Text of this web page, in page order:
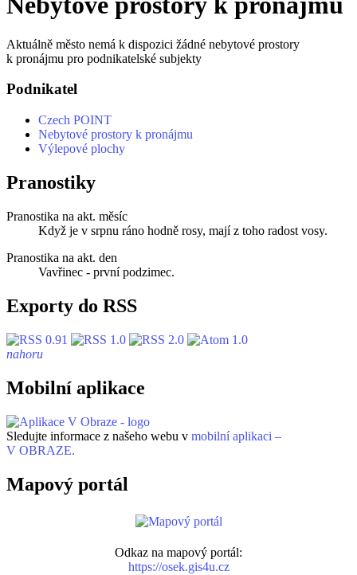
Aktuálně město nemá k dispozici žádné nebytové prostory
k pronájmu pro podnikatelské subjekty
Podnikatel
Czech POINT
Nebytové prostory k pronájmu
Výlepové plochy
Pranostiky
Pranostika na akt. měsíc
Když je v srpnu ráno hodně rosy, mají z toho radost vosy.
Pranostika na akt. den
Vavřinec - první podzimec.
Exporty do RSS
nahoru
Mobilní aplikace
Sledujte informace z našeho webu v mobilní aplikaci –
V OBRAZE.
Mapový portál
Odkaz na mapový portál:
https://osek.gis4u.cz